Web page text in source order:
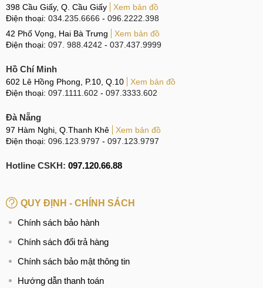
Trong khi Vivo V60 có thiết kế bo cong thì Honor 400 lại sở
hữu thiết kế vuông vức. Honor 400 tối ưu không gian bên
trong tốt hơn nên dù nhẹ hơn, máy vẫn "nhét" được viên pin
7200mAh cao hơn nhiều 6500mAh của V60. Bù lại, đại diện
của Vivo lại sở hữu sạc nhanh hơn, đồng thời tích hợp sạc
nhánh cho phép người dùng vừa dùng vừa sạc mà không
có pin chai.
So sánh Vivo V60 vs Honor 400
hình 1.5K cao hơn Full HD+ của V60. Dù camera chính
dụng ông kính Zeiss và khả năng tối ưu tốt từ Vivo nên chất
camera tele cũng giúp Vivo V60 dễ dàng chụp ảnh zoom xa.
Cùng MobileCity tìm hiểu chi tiết về Vivo V60 thông qua
398 Cầu Giấy, Q. Cầu Giấy
Xem bản đồ
Điện thoại: 034.235.6666 - 096.2222.398
42 Phố Vọng, Hai Bà Trưng
Xem bản đồ
Điện thoại: 097. 988.4242 - 037.437.9999
Hồ Chí Minh
602 Lê Hồng Phong, P.10, Q.10
Xem bản đồ
Điện thoại: 097.1111.602 - 097.3333.602
Đà Nẵng
97 Hàm Nghi, Q.Thanh Khê
Xem bản đồ
Điện thoại: 096.123.9797 - 097.123.9797
Hotline CSKH: 097.120.66.88
QUY ĐỊNH - CHÍNH SÁCH
Chính sách bảo hành
Chính sách đổi trả hàng
Chính sách bảo mật thông tin
Hướng dẫn thanh toán